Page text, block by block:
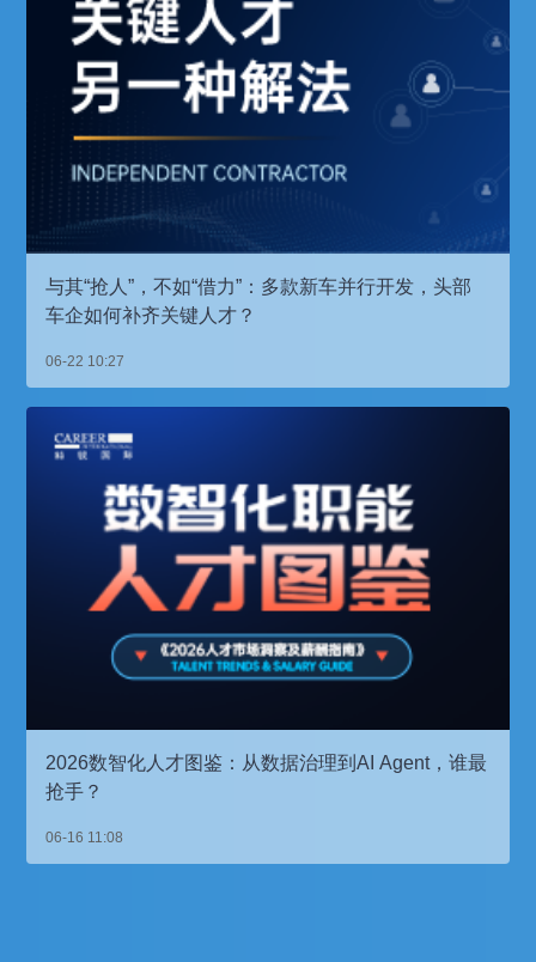
与其“抢人”，不如“借力”：多款新车并行开发，头部
车企如何补齐关键人才？
06-22 10:27
2026数智化人才图鉴：从数据治理到AI Agent，谁最
抢手？
06-16 11:08